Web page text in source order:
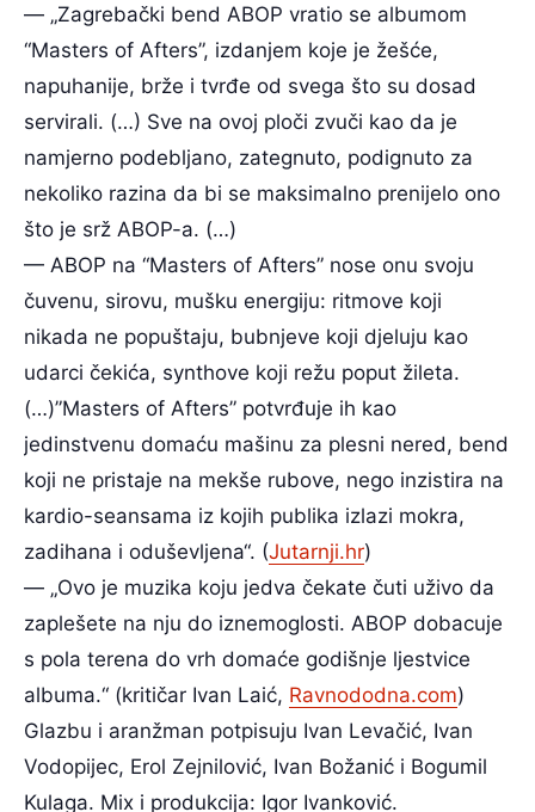
— „Zagrebački bend ABOP vratio se albumom
“Masters of Afters”, izdanjem koje je žešće,
napuhanije, brže i tvrđe od svega što su dosad
servirali. (…) Sve na ovoj ploči zvuči kao da je
namjerno podebljano, zategnuto, podignuto za
nekoliko razina da bi se maksimalno prenijelo ono
što je srž ABOP-a. (…)
— ABOP na “Masters of Afters” nose onu svoju
čuvenu, sirovu, mušku energiju: ritmove koji
nikada ne popuštaju, bubnjeve koji djeluju kao
udarci čekića, synthove koji režu poput žileta.
(…)”Masters of Afters” potvrđuje ih kao
jedinstvenu domaću mašinu za plesni nered, bend
koji ne pristaje na mekše rubove, nego inzistira na
kardio-seansama iz kojih publika izlazi mokra,
zadihana i oduševljena“. (Jutarnji.hr)
— „Ovo je muzika koju jedva čekate čuti uživo da
zaplešete na nju do iznemoglosti. ABOP dobacuje
s pola terena do vrh domaće godišnje ljestvice
albuma.“ (kritičar Ivan Laić, Ravnododna.com)
Glazbu i aranžman potpisuju Ivan Levačić, Ivan
Vodopijec, Erol Zejnilović, Ivan Božanić i Bogumil
Kulaga. Mix i produkcija: Igor Ivanković.